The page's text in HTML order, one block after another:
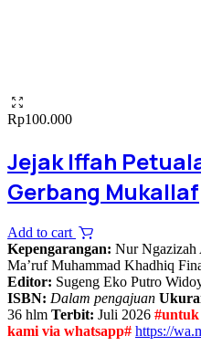
Rp100.000
Jejak Iffah
Gerbang Mukallaf
Add to cart
Kepengarangan: Nur Ngazizah
Ma’ruf Muhammad Khadhiq
Editor: Sugeng Eko Putro
ISBN: Dalam pengajuan
36 hlm Terbit: Juli 2026 #untuk
kami via whatsapp# https://